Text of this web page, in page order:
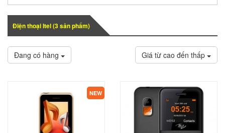
Điện thoại Itel (3 sản phẩm)
Đang có hàng Giá từ cao đến thấp
NEW